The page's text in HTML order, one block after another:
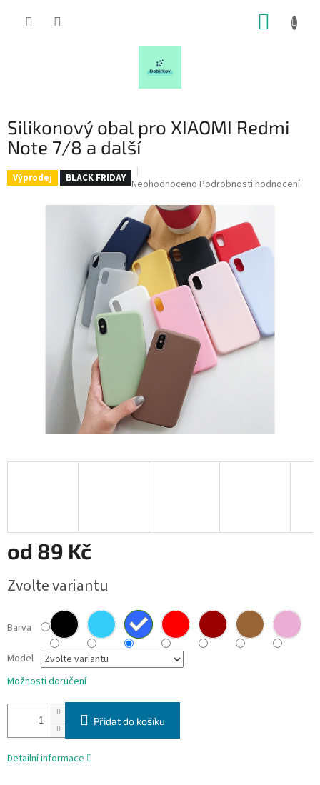
Silikonový obal pro XIAOMI Redmi
Note 7/8 a další
Výprodej BLACK FRIDAY Průměrné
produktu
je
0,0
z
5
hvězdiček.
Neohodnoceno Podrobnosti hodnocení
od 89 Kč
cena:
Zvolte variantu
Barva
Model
Možnosti doručení
Přidat do košíku
Detailní informace